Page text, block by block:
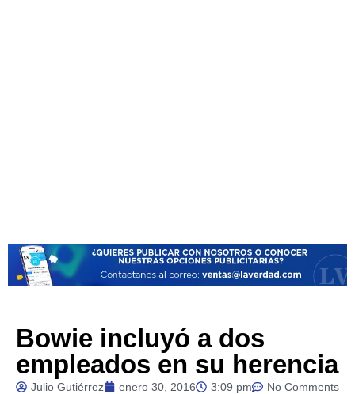
Bowie incluyó a dos
empleados en su herencia
Julio Gutiérrez enero 30, 2016 3:09 pm No Comments